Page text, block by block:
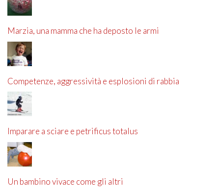
Marzia, una mamma che ha deposto le armi
Competenze, aggressività e esplosioni di rabbia
Imparare a sciare e petrificus totalus
Un bambino vivace come gli altri